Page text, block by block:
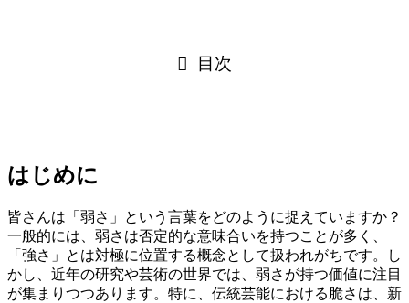
目次
はじめに
皆さんは「弱さ」という言葉をどのように捉えていますか？
一般的には、弱さは否定的な意味合いを持つことが多く、
「強さ」とは対極に位置する概念として扱われがちです。し
かし、近年の研究や芸術の世界では、弱さが持つ価値に注目
が集まりつつあります。特に、伝統芸能における脆さは、新